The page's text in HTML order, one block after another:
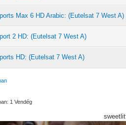
Max 6 HD Arabic: (Eutelsat 7 West A)
2 HD: (Eutelsat 7 West A)
HD: (Eutelsat 7 West A)
1 Vendég